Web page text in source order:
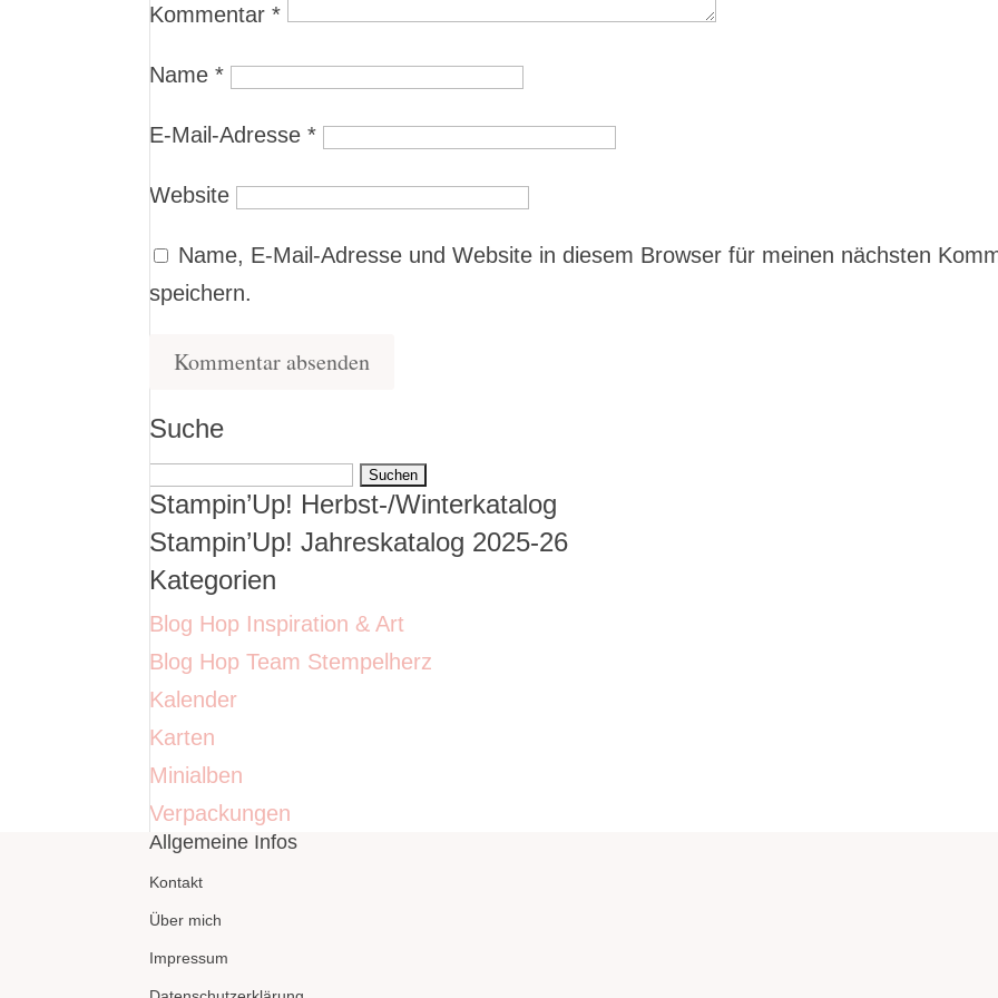
Kommentar*
Name*
E-Mail-Adresse*
Website
Name, E-Mail-Adresse und Website in diesem Browser für meinen nächsten
speichern.
Suche
Suchen
nach:
Stampin’Up! Herbst-/Winterkatalog
Stampin’Up! Jahreskatalog 2025-26
Kategorien
Blog Hop Inspiration & Art
Blog Hop Team Stempelherz
Kalender
Karten
Minialben
Verpackungen
Allgemeine Infos
Kontakt
Über mich
Impressum